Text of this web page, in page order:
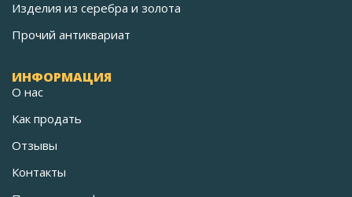
Изделия из серебра и золота
Прочий антиквариат
ИНФОРМАЦИЯ
О нас
Как продать
Отзывы
Контакты